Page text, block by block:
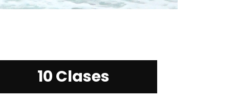
10 Clases